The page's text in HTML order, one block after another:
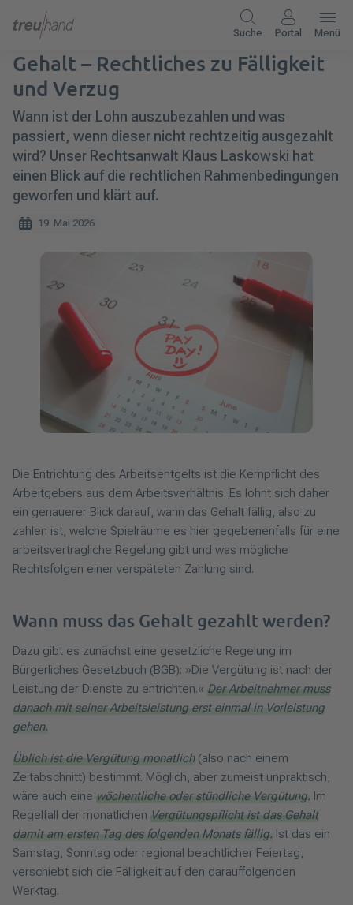
Suche Portal Menü
Gehalt – Rechtliches zu Fälligkeit
und Verzug
Wann ist der Lohn auszubezahlen und was
passiert, wenn dieser nicht rechtzeitig ausgezahlt
wird? Unser Rechtsanwalt Klaus Laskowski hat
einen Blick auf die rechtlichen Rahmenbedingungen
geworfen und klärt auf.
19. Mai 2026
Die Entrichtung des Arbeitsentgelts ist die Kernpflicht des
Arbeitgebers aus dem Arbeitsverhältnis. Es lohnt sich daher
ein genauerer Blick darauf, wann das Gehalt fällig, also zu
zahlen ist, welche Spielräume es hier gegebenenfalls für eine
arbeitsvertragliche Regelung gibt und was mögliche
Rechtsfolgen einer verspäteten Zahlung sind.
Wann muss das Gehalt gezahlt werden?
Dazu gibt es zunächst eine gesetzliche Regelung im
Bürgerliches Gesetzbuch (BGB): »Die Vergütung ist nach der
Leistung der Dienste zu entrichten.« Der Arbeitnehmer muss
danach mit seiner Arbeitsleistung erst einmal in Vorleistung
gehen.
Üblich ist die Vergütung monatlich(also nach einem
Zeitabschnitt) bestimmt. Möglich, aber zumeist unpraktisch,
wäre auch eine wöchentliche oder stündliche Vergütung. Im
Regelfall der monatlichen Vergütungspflicht ist das Gehalt
damit am ersten Tag des folgenden Monats fällig. Ist das ein
Samstag, Sonntag oder regional beachtlicher Feiertag,
verschiebt sich die Fälligkeit auf den darauffolgenden
Werktag.